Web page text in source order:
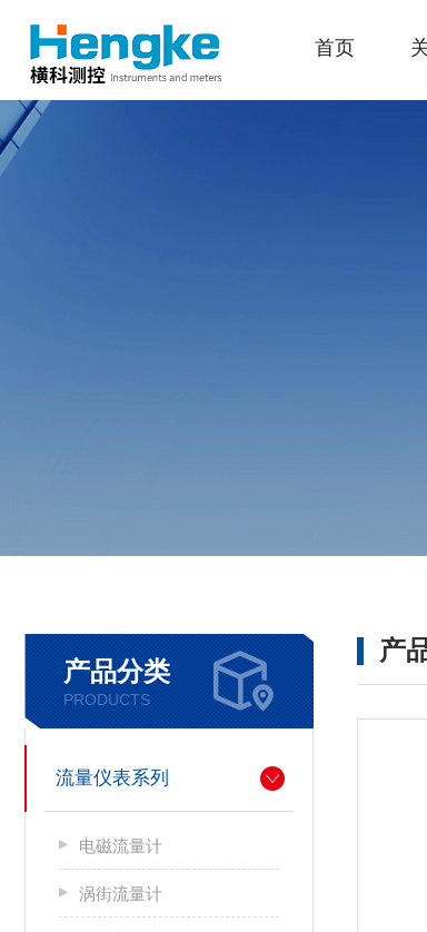
首页
产品分类
PRODUCTS
流量仪表系列
电磁流量计
涡街流量计
产